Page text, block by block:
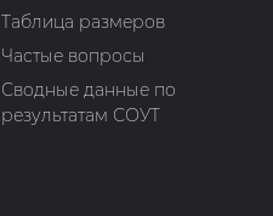
Таблица размеров
Частые вопросы
Сводные данные по
результатам СОУТ